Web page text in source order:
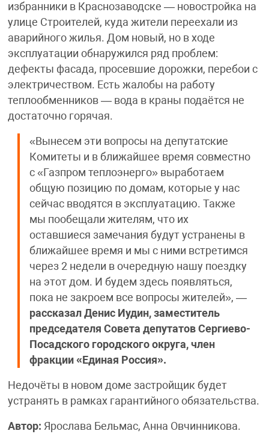
избранники в Краснозаводске — новостройка на
улице Строителей, куда жители переехали из
аварийного жилья. Дом новый, но в ходе
эксплуатации обнаружился ряд проблем:
дефекты фасада, просевшие дорожки, перебои с
электричеством. Есть жалобы на работу
теплообменников — вода в краны подаётся не
достаточно горячая.
«Вынесем эти вопросы на депутатские
Комитеты и в ближайшее время совместно
с «Газпром теплоэнерго» выработаем
общую позицию по домам, которые у нас
сейчас вводятся в эксплуатацию. Также
мы пообещали жителям, что их
оставшиеся замечания будут устранены в
ближайшее время и мы с ними встретимся
через 2 недели в очередную нашу поездку
на этот дом. И будем здесь появляться,
пока не закроем все вопросы жителей», —
рассказал Денис Иудин, заместитель
председателя Совета депутатов Сергиево-
Посадского городского округа, член
фракции «Единая Россия».
Недочёты в новом доме застройщик будет
устранять в рамках гарантийного обязательства.
Автор: Ярослава Бельмас, Анна Овчинникова.